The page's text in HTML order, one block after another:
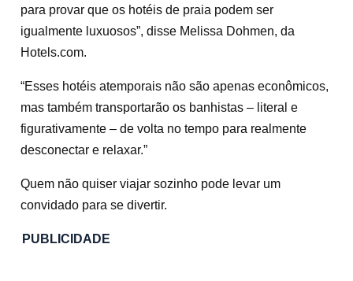
para provar que os hotéis de praia podem ser
igualmente luxuosos”, disse Melissa Dohmen, da
Hotels.com.
“Esses hotéis atemporais não são apenas econômicos,
mas também transportarão os banhistas – literal e
figurativamente – de volta no tempo para realmente
desconectar e relaxar.”
Quem não quiser viajar sozinho pode levar um
convidado para se divertir.
PUBLICIDADE